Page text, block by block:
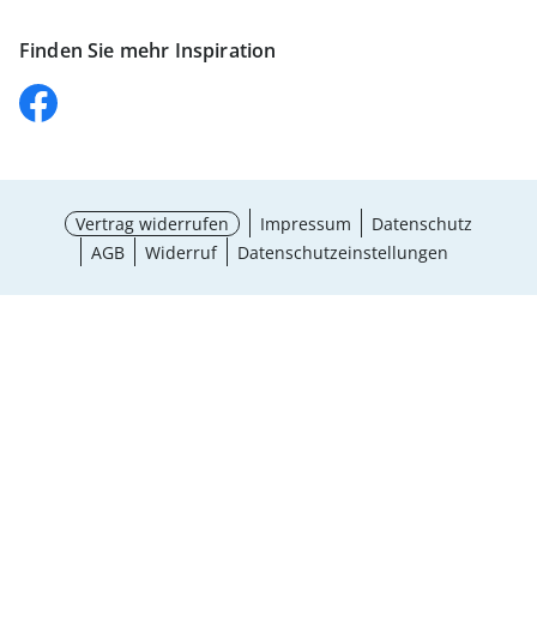
Finden Sie mehr Inspiration
Vertrag widerrufen Impressum
Datenschutz
AGB
Widerruf Datenschutzeinstellungen